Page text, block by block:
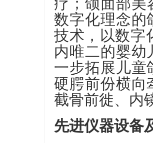
疗；颌面部美
数字化理念的
技术，以数字
内唯二的婴幼
一步拓展儿童
硬腭前份横向
截骨前徙、内
先进仪器设备